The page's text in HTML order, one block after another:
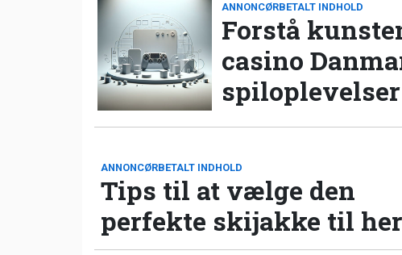
ANNONCØRBETALT INDHOLD
Forstå
casino
spiloplevelser
ANNONCØRBETALT INDHOLD
Tips til at vælge den
perfekte skijakke til